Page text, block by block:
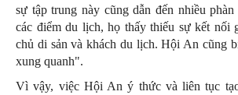
sự tập trung này cũng dẫn đến nhiều
các điểm du lịch, họ thấy thiếu sự kết nối
chủ di sản và khách du lịch. Hội An cũng
xung quanh".
Vì vậy, việc Hội An ý thức và liên tục